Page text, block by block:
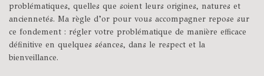
problématiques, quelles que soient leurs origines, natures et
anciennetés. Ma règle d’or pour vous accompagner repose sur
ce fondement : régler votre problématique de manière efficace
définitive en quelques séances, dans le respect et la
bienveillance.